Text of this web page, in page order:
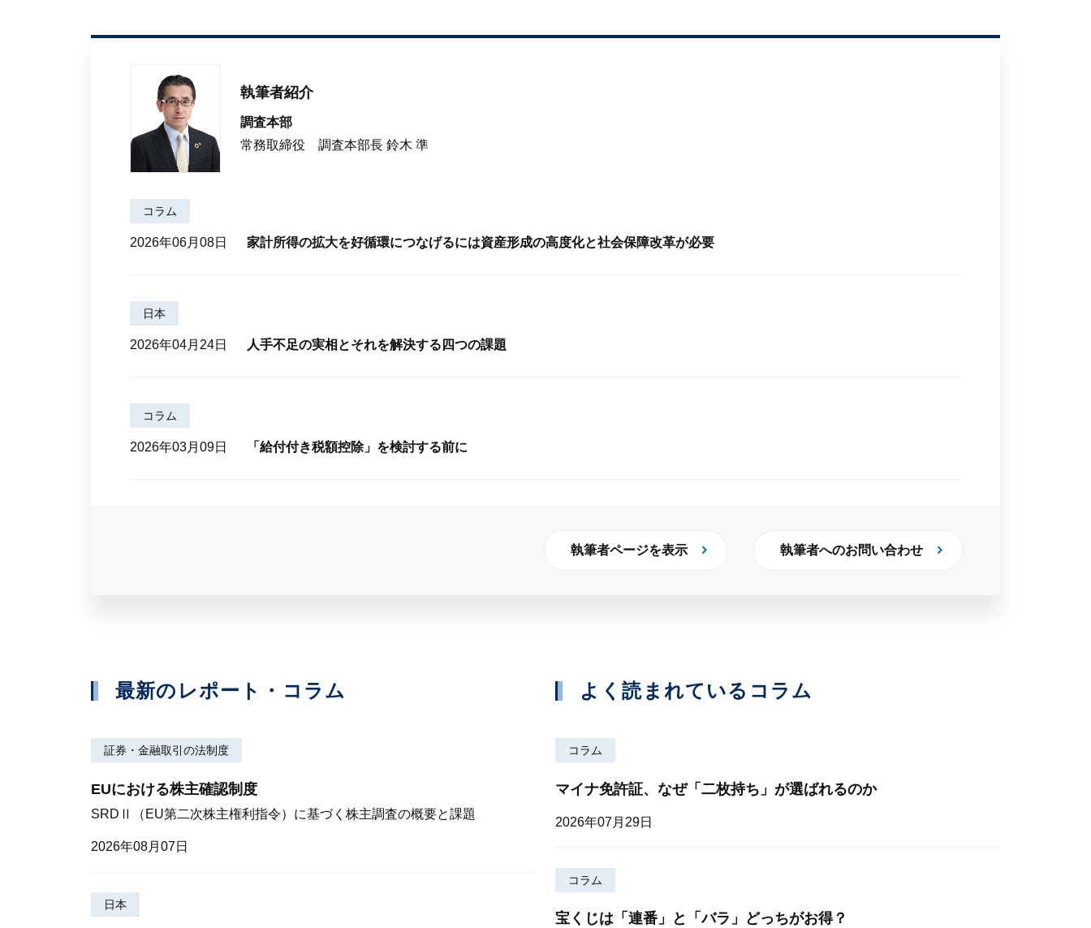
執筆者紹介
調査本部
常務取締役 調査本部長 鈴木 準
コラム
2026年06月08日 家計所得の拡大を好循環につなげるには資産形成の高度化と社会保障改革が必要
日本
2026年04月24日 人手不足の実相とそれを解決する四つの課題
コラム
2026年03月09日 「給付付き税額控除」を検討する前に
執筆者ページを表示 執筆者へのお問い合わせ
最新のレポート・コラム
証券・金融取引の法制度
EUにおける株主確認制度
SRDⅡ（EU第二次株主権利指令）に基づく株主調査の概要と課題
2026年08月07日
日本
よく読まれているコラム
コラム
マイナ免許証、なぜ「二枚持ち」が選ばれるのか
2026年07月29日
コラム
宝くじは「連番」と「バラ」どっちがお得？